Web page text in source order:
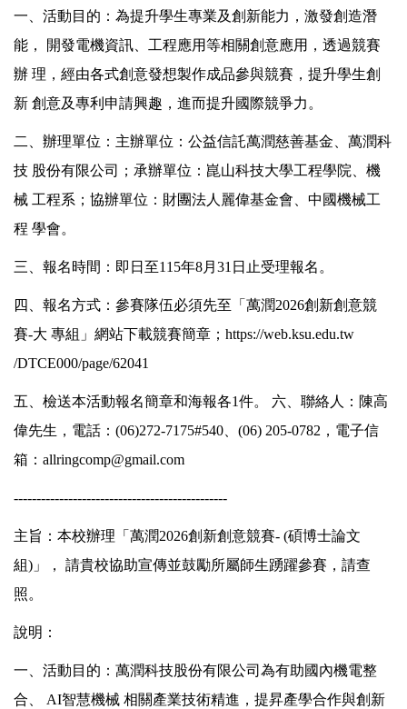
一、活動目的：為提升學生專業及創新能力，激發創造潛
能， 開發電機資訊、工程應用等相關創意應用，透過競賽
辦 理，經由各式創意發想製作成品參與競賽，提升學生創
新 創意及專利申請興趣，進而提升國際競爭力。
二、辦理單位：主辦單位：公益信託萬潤慈善基金、萬潤科
技 股份有限公司；承辦單位：崑山科技大學工程學院、機
械 工程系；協辦單位：財團法人麗偉基金會、中國機械工
程 學會。
三、報名時間：即日至115年8月31日止受理報名。
四、報名方式：參賽隊伍必須先至「萬潤2026創新創意競
賽-大 專組」網站下載競賽簡章； https://web.ksu.edu.tw
/DTCE000/page/62041
五、檢送本活動報名簡章和海報各1件。 六、聯絡人：陳高
偉先生，電話：(06)272-7175#540、(06) 205-0782，電子信
箱：allringcomp@gmail.com
-----------------------------------------------
主旨：本校辦理「萬潤2026創新創意競賽- (碩博士論文
組)」， 請貴校協助宣傳並鼓勵所屬師生踴躍參賽，請查
照。
說明：
一、活動目的：萬潤科技股份有限公司為有助國內機電整
合、 AI智慧機械 相關產業技術精進，提昇產學合作與創新